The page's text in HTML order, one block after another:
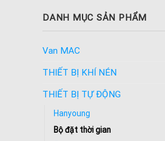
DANH MỤC SẢN PHẨM
Van MAC
THIẾT BỊ KHÍ NÉN
THIẾT BỊ TỰ ĐỘNG
Hanyoung
Bộ đặt thời gian